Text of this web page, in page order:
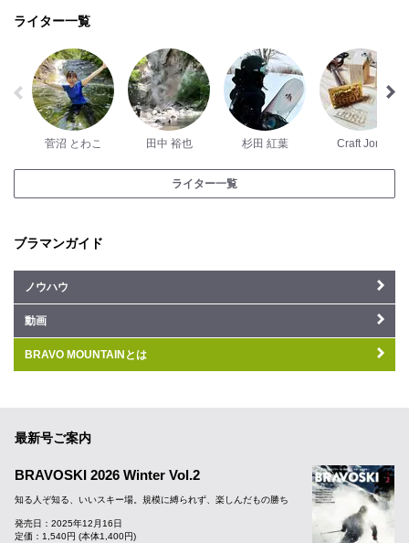
ライター一覧
菅沼 とわこ 田中 裕也 杉田 紅葉 Craft Joru
ライター一覧
ブラマンガイド
ノウハウ
動画
BRAVO MOUNTAINとは
最新号ご案内
BRAVOSKI 2026 Winter Vol.2
知る人ぞ知る、いいスキー場。規模に縛られず、楽しんだもの勝ち
発売日：2025年12月16日
定価：1,540円 (本体1,400円)